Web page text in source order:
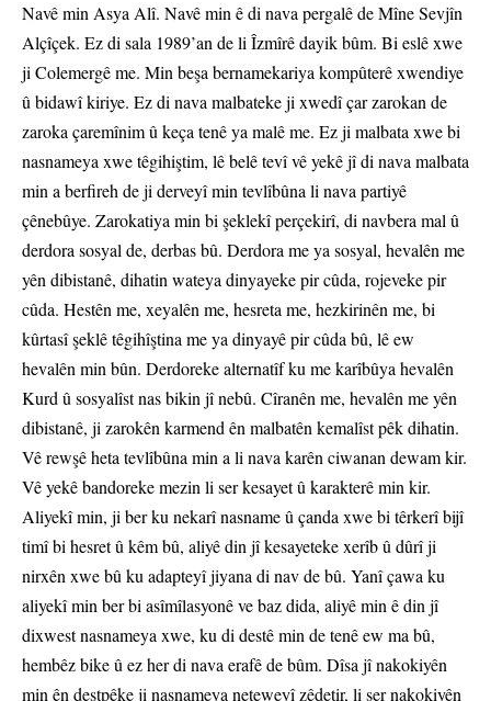
Navê min Asya Alî. Navê min ê di nava pergalê de Mîne Sevjîn Alçîçek. Ez di sala 1989’an de li Îzmîrê dayik bûm. Bi eslê xwe ji Colemergê me. Min beşa bernamekariya kompûterê xwendiye û bidawî kiriye. Ez di nava malbateke ji xwedî çar zarokan de zaroka çaremînim û keça tenê ya malê me. Ez ji malbata xwe bi nasnameya xwe têgihiştim, lê belê tevî vê yekê jî di nava malbata min a berfireh de ji derveyî min tevlîbûna li nava partiyê çênebûye. Zarokatiya min bi şeklekî perçekirî, di navbera mal û derdora sosyal de, derbas bû. Derdora me ya sosyal, hevalên me yên dibistanê, dihatin wateya dinyayeke pir cûda, rojeveke pir cûda. Hestên me, xeyalên me, hesreta me, hezkirinên me, bi kûrtasî şeklê têgihîştina me ya dinyayê pir cûda bû, lê ew hevalên min bûn. Derdoreke alternatîf ku me karîbûya hevalên Kurd û sosyalîst nas bikin jî nebû. Cîranên me, hevalên me yên dibistanê, ji zarokên karmend ên malbatên kemalîst pêk dihatin. Vê rewşê heta tevlîbûna min a li nava karên ciwanan dewam kir. Vê yekê bandoreke mezin li ser kesayet û karakterê min kir. Aliyekî min, ji ber ku nekarî nasname û çanda xwe bi têrkerî bijî timî bi hesret û kêm bû, aliyê din jî kesayeteke xerîb û dûrî ji nirxên xwe bû ku adapteyî jiyana di nav de bû. Yanî çawa ku aliyekî min ber bi asîmîlasyonê ve baz dida, aliyê min ê din jî dixwest nasnameya xwe, ku di destê min de tenê ew ma bû, hembêz bike û ez her di nava erafê de bûm. Dîsa jî nakokiyên min ên destpêke ji nasnameya neteweyî zêdetir, li ser nakokiyên zayendî bûn û sedema yekemîn, ku min bi Rêbertî re gihand hev, ev sedem bû. Ez di nava malbateke sosyal, ku jin tê de otorîter bû, mezin bûm. Lê rûxmî vê min dikarîbû newekheviya di navbera jin û zilam de bibînim, bi pirtûkên ku min dixwend û derdora ku min çavdêrî lê dikir re, min dikarî bû hîn zêdetir vê yekê têbigihîjim. Dema min nakokiyên xwe bi malbata xwe re parve dikir jî, min bersivên têrker nedidît û pirsên min li hewa diman… Di wê pêvajoyê de lêgerînen min hiştin ku ez gelek Partî û fraksyonên çep-sosyalîst, anarşîst an jî gelek rêxistinên femînîst, ekolojîk nas bikim. Lê belê di nava ti ji wan rêsxistinan de min bersiveke têrker ji lêgerînên xwe re nedît. Ya ku ez lê digeriyam teoriyeke rasteqîn û avaniyeke welê bû ku teorî û pratîka wê li hev dikir, bi qasî dijberiya xwe ya li sîstemê her wiha alternatîfa wê jî destnîşan dikir. Gelek ji wan rêxistinan vê yekparebûnê bêpar bûn. Çawa ku şitlek ji koka xwe tê qutkirin li ber bê dikeve, ez jî heta ku PKK’ê nas bikim li ber bê ketim. Li derdora me pirtûkên Rêbertî û Partiyê hebûn. Ji sala dawî ya dibistana amadeyî (lîse) ve min dest bi xwendina paraznameyên Rêbertî kir. Lê belê asta min a têgihiştinê pir paş de bû, min di fêmkirinê de zehmetî dikişand, min demekê navber dida, piştre jî min ji nû ve dest bi xwendinê dikir. Bi pêşniyara hevalek, min nirxandina ‘Evîna Kurd’ a Rêbertî xwend û bersiva hemû tiştên ku min bi salan pirs dikir, lê bersiva wan nedidît, di wê de dît. Çiqas min formûla ‘Çawa Bijîn’ di wan salan de hîna nekarî deynim holê jî, min êdî dizanî ku pêwîste ez çawa bijîm. Wê min ti carî li gorî rolên ku pergalê li ser jinê ferz dike, şekil negirtiba û min ê dinyaya xwe ya xeyal û hedefan bi vê re teng nekiriba. Ji ber vê min di nava xebatên jinên ciwan de cihê xwe girt û piştre jî weke Meclîsên Jinan û xebatên qada civakî dewam kir. Berî ku ez fîzîkî bi temamî ji pergalê qut bibim û werim çiyê, min, her tim bi awayekî aktîf nebe jî, nêzî deh salan di nava xebatan de cih girt. Di nava vê pêvajoyê de gelek hewldanên min ên tevlîbûnê çêbûn. Lê her yekî ji wan, yan ji ber astengiya hevalên ku ez di bin berpirsyartiya wan de bûm, yan ji ber kesên ku min bi wan re pêwendî didanî ne ewle bûn, yan jî ji ber bêtedbîriya min, bi rengekî neyînî bi encam bûn. Dîsa jî min her tim xeyala ku ez ê rojekê bibim Gerîla zindî digirt. Bi sedema xebata ku ez di salên dawî de di nav de mam re, min şensê hatin û çûyîna qadên azad û bi vî şeklî naskirina Gerîla peyda kir. Di wê pêvajoyê de jî çiqas min ji bo tevlîbûnê israrkiribe jî, heval jî bi qasî vê li dijî derketin û israr kirin ku ez xebatên heyî dewam bikim. Lê herî dawî: Heval Laşer, ku ji kêliya destpêke ve ji bo min bû cihê rêzdarî, hezkirin û baweriyeke kûr, di encama qezayekê, dema çûyîna çalakiyê de, şehîd bû. Ji ber cihê ku şehîd bû cîhê sivîlan bû, hevalan xwestin ku em biçin û cihê bûyerê kontrol bikin. Dema ku em çûn wir û me perçeyên hevrêyê xwe kom kir, min ji her perçeyekî wî re sozek da. Ez ê eskerekî layiqî wî bibim û tiştên ku wî nîvî hişt, çi dibe bila bibe, min ê temam bikira. Ji dozeke min, ku di heman pêvajoyê de dewam dikir re, bi sedema cîhgirtina min a li nava ragihandina berxwedana ya rêveberiya xweser, li ser min biryara girtinê hate dayin. Piştî ku min demekê li bajarê lê dimam bi qaçaxî mam, ez ji bo tevlî bibim gihîştim cem hevalan. Vê carê ji bo ez vegerim, hewldanên îqnakirinê ya bi saetan a hevalan, kêr nehatin. Di 31’ê Tebaxa 2015’an de ez tevlî bûm. Hem soza ku min ji Şehîd Laşer re dabû, hem jî, rûxmî ku me rêveberiya xweser ragihandibû, di serdegirtinên yekemîn a malan de belavbûna rêxistinbûna me, bi sedan kesên ku di fîşeka yekemîn de reviyan, ji min re qadeke din a tekoşînê nehiştin, rexnedayîna berpirsyartiya erkên ku me, bi îddiaya bûyîna pêşengên civakê re, girtibû ser xwe, lê di dema xwe de pêk neanî, min, di xwe de weke hêza tolhildanê amadekirinê dît. Yanî vê carê ji bo ez xwe bigihînim xeyalên xwe, sedemên min ên bi hêz hebûn, ku min ji hevalan re karîbû pêşkêş bikim. Ji ber vê ji perwerdeya Şervanên Nû û şûnde, min dest bi pêşniyarên xwe ji bo Tabûra Şehîd Zîlan kir. Pêşniyarên min ên destpêke bi devkî ji rêveberiyên min ên heyî re çêdibû. Hevalan jî dianîn ser ziman ku ji bo min hîna pir zû ye û pêwîste ez destpêke di nava Gerîla de bipijim. Di sala 2016’an de, dema ku ez li Cîlo bûm, heval Rênasa ku, em bi hevdû re di heman Tabûrê de man, çalakiya fedayî pêk anî bû. Lê heval berî ku xwe bigihîne hedefa xwe şehîd bû. Yekser piştî vê min, li ser esasê ku ez dixwazim çalakiya heval ku nîvco ma temam bikim, ji rêveberiya eyaleta me re raporek nivîsand. Ji rapora min re li ser cîhazê bersiv hat dayîn, hat gotin ku lehûrbûnên min erenî ne, lê wê çalakiyên bi vî şeklî demekê werin sekinand û bi vî awayî vesaziya min ji Hêzên Taybet re ket rojeva min. Berovajî piranî hevalan, min, hinek jî be, mîsyona Tabûra Şehîd Zîlan dizanî, lê ez ji Hêzên Taybet re biyanî bûm. Ez ji bo pêkanîna çalakiya fedayî tevlî rêxistinê bibûm û fêmkirina min a fedaîtî jî, di xwe de teqandina bombeyê, pêk dihat. Binesaziya wê ya bîrdozî, xwe xurtkirina wê, ked û hewldana wê di min de pir kêm bû. Ji xwe di wê demê de ez di asta fêmkirina vê yekê de jî nebûm. Dema ku ez ji bo Hêzên Taybet li bendê bûm, ez li ser esasê pêşniyara xwe, derbasî Zapê bûm. Zap qada min a yekemîn a tahmkirina Gerîlatiyê bû û min da diyarkirin ku ez dixwazim li wir li bendê bimînim. Dema ku ez li Zapê bûm, vesaziya min ji Akademiyên Şehîd Mahîr, branşa sabotajê re çêbû. Ji ber ku min ê bikaribaya bigihîjim asta ku, bombeyên ku wê min bigihînin azadiyê, bi destên xwe re çêbikim, ez pir kêfxweş bûm û dinya bibû ya min. Bi vê armancê, ez ji perwerdeya branşê re, ku min di sala 2017’an de dît, bi heman kelecanê re nêz bûm û her tiştê ku ez fêr bûm, li ser vê bingehê fêr bûm. Di heman demê de min bi nivîsandina raporên pêşniyarê ji Tabûra Şehîd Zîlan re dewam kir. Piştî perwerde bi demeke kurt, ez di sala 2018’an de derbasî nava Hêzên Taybet bûm. Piştî ku min dewreya bingehîn dît, min fêm kir ku ez di mêzekirina xwe ji fedaîtî re çiqasî teng nêz bûm. Bûyîna fedaiya Rêbertî dihat wateya, xwe di her qada jiyanê de bi vê misyonê re pêçandin, dema vê dike jî, bi evîneke mezin li dijî hemû paşverûtiyên xwe şerkirinê, bazdaneke sotîner girtina berçav e. Lê ez di nava xapandina ‘Ez ji xwe amade me’ de bûm. Bi xwestek, ji bo tu bigihîje tiştê ku tu dixwazî ked dayîn, di nava PKK de pir diyarker e. Di civaka serfkar a kapîtalîzmê de mantiqê ‘ez vê dixwazim, wê çaxê bila ya min be’ heye. Lê di nava PKK de feraseta ‘Ez dixwazim bi vî rengî şer bikim, li wê derê tevlî şer bibim, wê çaxê pêwîste ez di her watê de xwe araste bikim, dema ku ez hewldan û keda daxwazên xwe didim, pêwîste ez di oxira wê de, bikaribim bi her awayî dest ji tiştên xwe yên takekesî berdim û vê yekê bidim berçav’ heye. Têgihîştina ji vê yekê, ya kesayetên ku weke min di nava pergalê de şekilgirtin, zehmet e. Ji ber vê min jî ji fermandarên xwe re, bi gotina ‘Ez jî dixwazim çalakiya fedayî pêk bînim, çima pêşiya min nayê vekirin’ re, zehmetî da kişandin. Fedaîtî ne karekî navûdeng, karekî popularîte ye. Qehremantiya erzan qet nîne. Di serî de kesayet, tenê di mijara rêbaza şer de, ber bi biryarekê ve diçe. Ya herî esasî, piştî vê biryarê tu çiqas dikare xwe ava bike, biafrîne. Ya herî girîng jî, çiqas bi ezmûnkirina xwe di felsefeya Rêbertî re, dikare bi exlaqa wî re xwe bike yek e. Bêguman tê wateya çerxeke bêdawî û ji bo mirov xwe bigihîne rastiya Rêbertî, pêwîste her kêlî di nava avakirinê de be. Lê hin qonax hene ku pêwîste di kêliyê de werin fêmkirin û pêkanîn. Li beramberî dijwariya pêvajoyê, ev ji bo Kurdan, ji bo me weke milîtan, tiştê ku nebe nabe ye. Ez di nava Hêzên Taybet de gihîştim kûrbûna wê. Ev dem ji bo min, pêvajoya ji nêz ve naskirin, şopandina rêxistinê û hewldana ji kûr ve fêmkirin û xwe avakirinê bû. Di jiyana me ya ku bi felsefeya Rêbertî re şekil digire de, li beramberî pirsgirêk û lawaztiyên kesayetî ku derdikevin, dewlemendiya rêbazên rêxistinê, ji bo min her tim pir bi bandor bû. Eger ku çavkanî Rêbertî be, ti pirsgirêkeke kesayetî ku nayê çareserkirin, ti şerekî ku nayê biserxistin nîne. Bes em bikaribin bibin pêkhênerên rast ên Rêbertiya ku, dinya heyrana wî ye. Ez bi vê îddia û biryardariyê hatim nava Tabûra Şehîd Zîlan. Ji roja ku hîn bûm vesaziya min li qada ku xeyala min bû çêbû, bi salan bi heman coş û kelecanê dijîm. Ez dizanim ku ez çi jî bikim, ez ê nikaribim xwe bigihînim bilindbûna Şehîd Zîlan. Ew perperîka pêncemîn e ku di oxira xwegihandina heqîqetê de dikeve